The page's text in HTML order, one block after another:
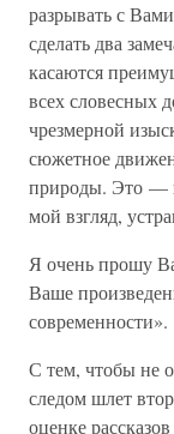
разрывать с
сделать два
касаются
всех словесных
чрезмерной
сюжетное
природы. Это —
мой взгляд,
Я очень прошу
Ваше
современности».
С тем, чтобы не
следом шлет
оценке